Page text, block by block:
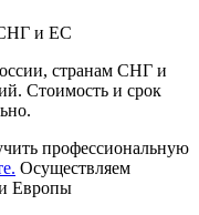
СНГ и ЕС
странам СНГ и
Стоимость и срок
профессиональную
Осуществляем
и Европы